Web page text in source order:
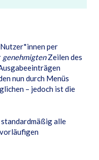
per
genehmigtenZeilen des
nun durch Menüs
– jedoch ist die
alle